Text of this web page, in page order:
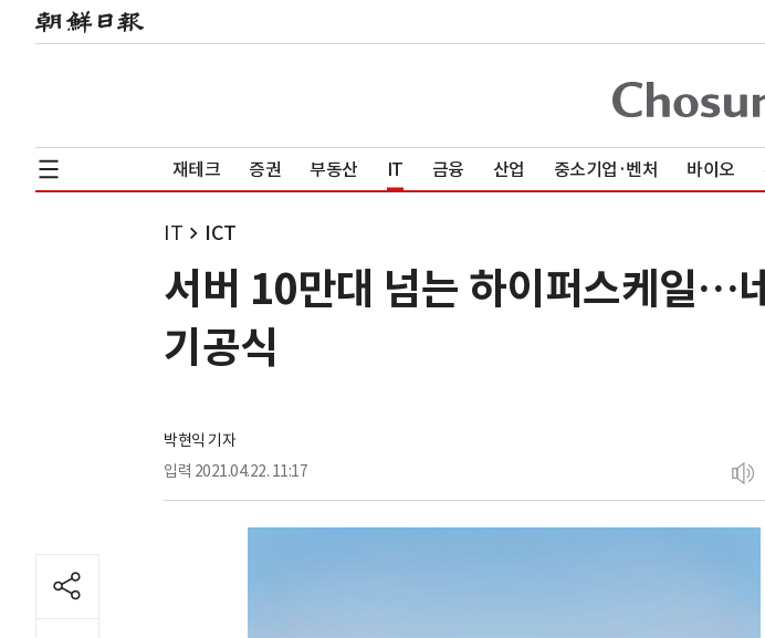
재테크 증권 부동산 IT 금융 산업 중소기업·벤처 바이오
IT ICT
서버 10만대 넘는 하이퍼스케일…
기공식
박현익 기자
입력 2021.04.22. 11:17